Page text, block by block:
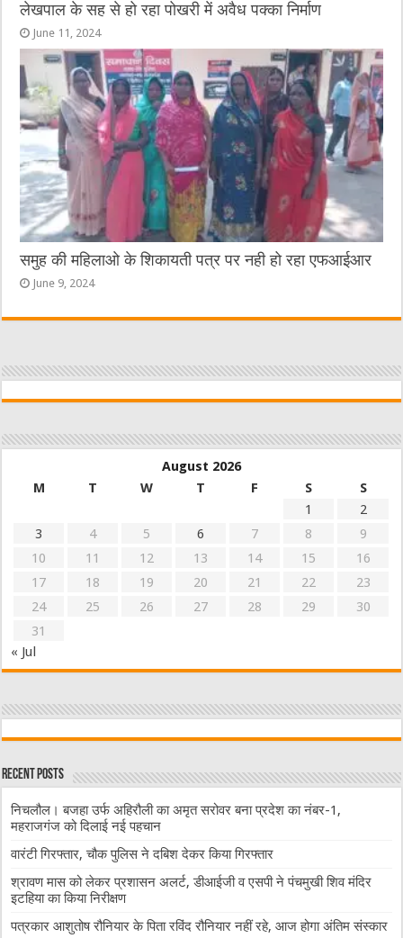
लेखपाल के सह से हो रहा पोखरी में अवैध पक्का निर्माण
June 11, 2024
समुह की महिलाओ के शिकायती पत्र पर नही हो रहा एफआईआर
June 9, 2024
August 2026
M
T W T F S
S
1
2
3
4 5 6 7 8
9
10
11 12 13 14 15
16
17
18 19 20 21 22
23
24
25 26 27 28 29
30
31
« Jul
Recent Posts
निचलौल। बजहा उर्फ अहिरौली का अमृत सरोवर बना प्रदेश का नंबर-1,
महराजगंज को दिलाई नई पहचान
वारंटी गिरफ्तार, चौक पुलिस ने दबिश देकर किया गिरफ्तार
श्रावण मास को लेकर प्रशासन अलर्ट, डीआईजी व एसपी ने पंचमुखी शिव मंदिर
इटहिया का किया निरीक्षण
पत्रकार आशुतोष रौनियार के पिता रविंद रौनियार नहीं रहे, आज होगा अंतिम संस्कार